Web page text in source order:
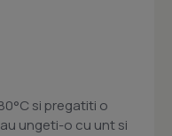
si pregatiti o
ungeti-o cu unt si